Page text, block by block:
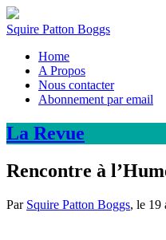
Squire Patton Boggs
Home
A Propos
Nous contacter
Abonnement par email
La Revue
Rencontre à
Par Squire Patton Boggs, le 19